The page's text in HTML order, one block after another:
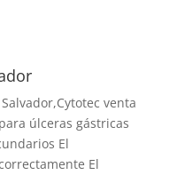
,Cytotec venta
úlceras gástricas
El
El